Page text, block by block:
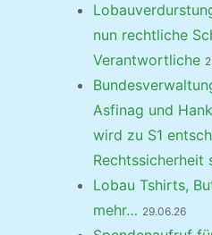
nun rechtliche
Verantwortliche
Asfinag und
wird zu S1
Rechtssicherheit
Lobau Tshirts,
mehr… 29.06.26